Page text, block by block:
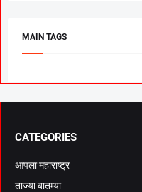
MAIN TAGS
CATEGORIES
आपला महाराष्ट्र
ताज्या बातम्या